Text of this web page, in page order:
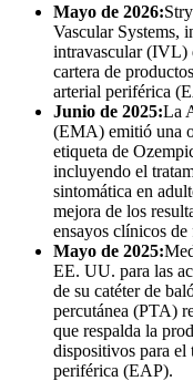
Mayo de 2026:
Vascular Systems,
intravascular (IVL)
cartera de
arterial periférica
Junio ​​de 2025:La
(EMA) emitió una
etiqueta de
incluyendo el
sintomática en
mejora de los
ensayos clínicos de
Mayo de 2025:
EE. UU. para las
de su catéter de
percutánea (PTA)
que respalda la
dispositivos para el
periférica (EAP).